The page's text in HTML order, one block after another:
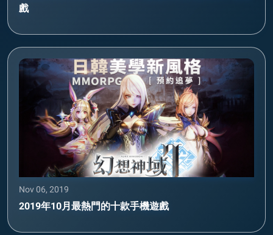
戲
Nov 06, 2019
2019年10月最熱門的十款手機遊戲